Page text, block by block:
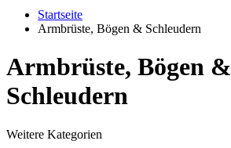
Startseite
Armbrüste, Bögen & Schleudern
Armbrüste, Bögen &
Schleudern
Weitere Kategorien